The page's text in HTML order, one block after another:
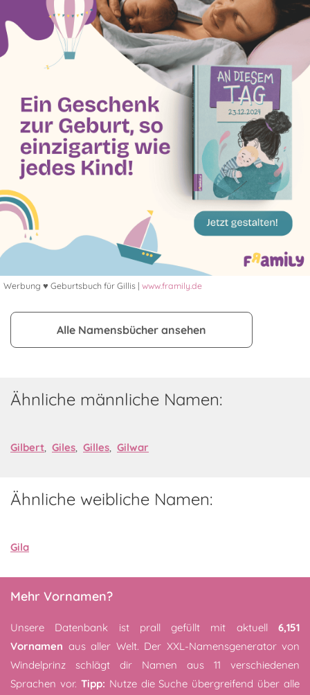
Werbung ♥ Geburtsbuch für Gillis | www.framily.de
Alle Namensbücher ansehen
Ähnliche männliche Namen:
Gilbert, Giles, Gilles, Gilwar
Ähnliche weibliche Namen:
Gila
Mehr Vornamen?
Unsere Datenbank ist prall gefüllt mit aktuell 6,151
Vornamen aus aller Welt. Der XXL-Namensgenerator von
Windelprinz schlägt dir Namen aus 11 verschiedenen
Sprachen vor. Tipp: Nutze die Suche übergreifend über alle